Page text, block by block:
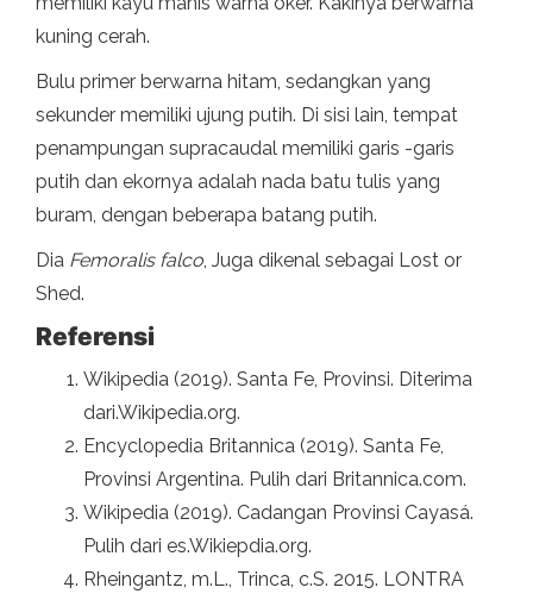
kuning cerah.
Bulu primer berwarna hitam, sedangkan yang
sekunder memiliki ujung putih. Di sisi lain, tempat
penampungan supracaudal memiliki garis -garis
putih dan ekornya adalah nada batu tulis yang
buram, dengan beberapa batang putih.
Dia Femoralis falco, Juga dikenal sebagai Lost or
Shed.
Referensi
Wikipedia (2019). Santa Fe, Provinsi. Diterima
dari.Wikipedia.org.
Encyclopedia Britannica (2019). Santa Fe,
Provinsi Argentina. Pulih dari Britannica.com.
Wikipedia (2019). Cadangan Provinsi Cayasá.
Pulih dari es.Wikiepdia.org.
Rheingantz, m.L., Trinca, c.S. 2015. LONTRA